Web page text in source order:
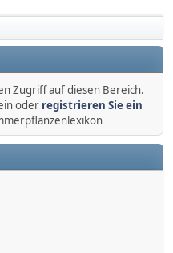
Zugriff auf diesen Bereich.
oder registrieren Sie ein